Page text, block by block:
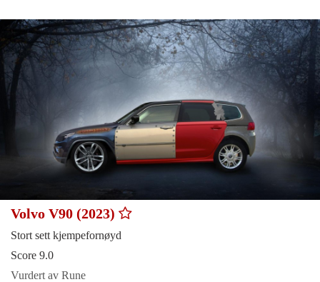
Volvo V90 (2023)
Stort sett kjempefornøyd
Score 9.0
Vurdert av Rune